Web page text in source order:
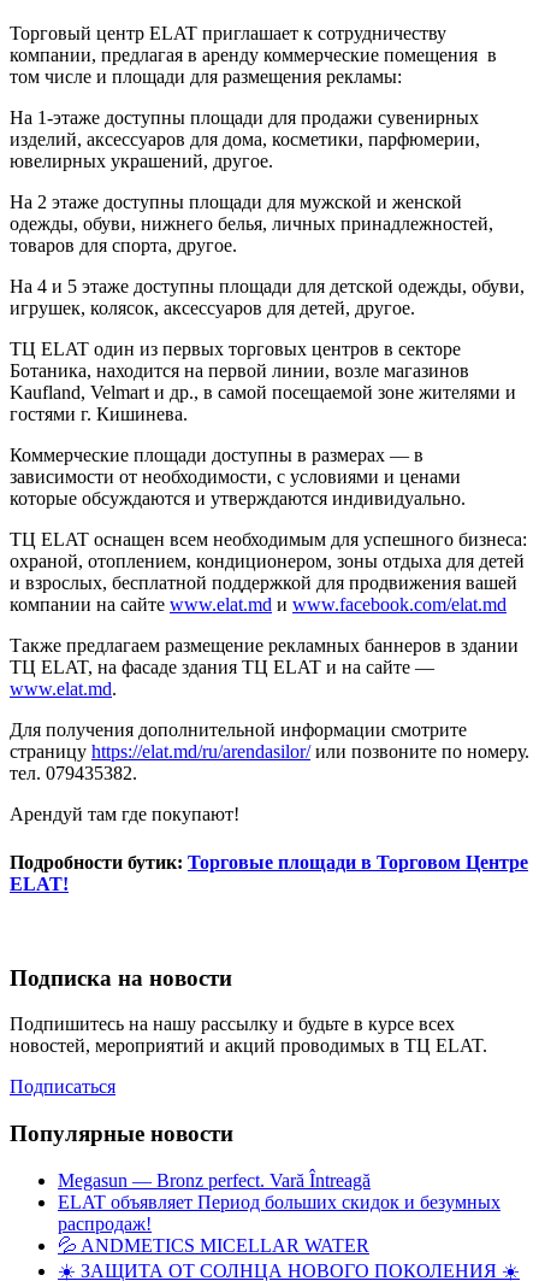
Торговый центр ELAT приглашает к сотрудничеству
компании, предлагая в аренду коммерческие помещения в
том числе и площади для размещения рекламы:
На 1-этаже доступны площади для продажи сувенирных
изделий, аксессуаров для дома, косметики, парфюмерии,
ювелирных украшений, другое.
На 2 этаже доступны площади для мужской и женской
одежды, обуви, нижнего белья, личных принадлежностей,
товаров для спорта, другое.
На 4 и 5 этаже доступны площади для детской одежды, обуви,
игрушек, колясок, аксессуаров для детей, другое.
ТЦ ELAT один из первых торговых центров в секторе
Ботаника, находится на первой линии, возле магазинов
Kaufland, Velmart и др., в самой посещаемой зоне жителями и
гостями г. Кишинева.
Коммерческие площади доступны в размерах — в
зависимости от необходимости, с условиями и ценами
которые обсуждаются и утверждаются индивидуально.
ТЦ ELAT оснащен всем необходимым для успешного бизнеса:
охраной, отоплением, кондиционером, зоны отдыха для детей
и взрослых, бесплатной поддержкой для продвижения вашей
компании на сайте www.elat.md и www.facebook.com/elat.md
Также предлагаем размещение рекламных баннеров в здании
ТЦ ELAT, на фасаде здания ТЦ ELAT и на сайте —
www.elat.md.
Для получения дополнительной информации смотрите
страницу https://elat.md/ru/arendasilor/или позвоните по номеру.
тел. 079435382.
Арендуй там где покупают!
Подробности бутик: Торговые площади в Торговом Центре
ELAT!
Подписка на новости
Подпишитесь на нашу рассылку и будьте в курсе всех
новостей, мероприятий и акций проводимых в ТЦ ELAT.
Подписаться
Популярные новости
Megasun — Bronz perfect. Vară Întreagă
ELAT объявляет Период больших скидок и безумных
распродаж!
💦 ANDMETICS MICELLAR WATER
☀️ ЗАЩИТА ОТ СОЛНЦА НОВОГО ПОКОЛЕНИЯ ☀️